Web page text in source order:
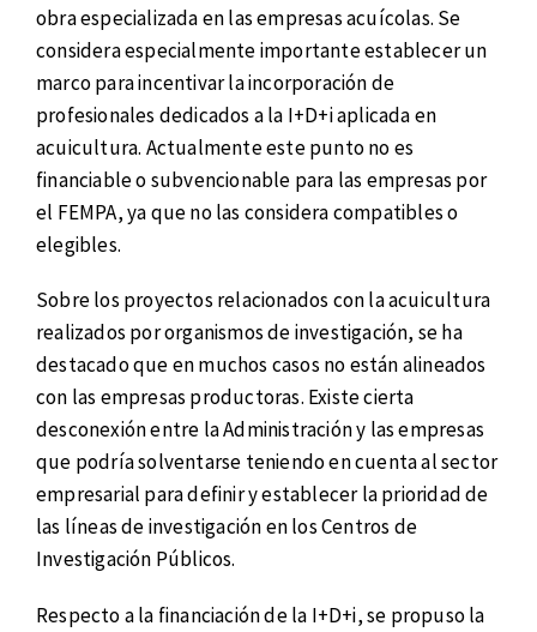
obra especializada en las empresas acuícolas. Se
considera especialmente importante establecer un
marco para incentivar la incorporación de
profesionales dedicados a la I+D+i aplicada en
acuicultura. Actualmente este punto no es
financiable o subvencionable para las empresas por
el FEMPA, ya que no las considera compatibles o
elegibles.
Sobre los proyectos relacionados con la acuicultura
realizados por organismos de investigación, se ha
destacado que en muchos casos no están alineados
con las empresas productoras. Existe cierta
desconexión entre la Administración y las empresas
que podría solventarse teniendo en cuenta al sector
empresarial para definir y establecer la prioridad de
las líneas de investigación en los Centros de
Investigación Públicos.
Respecto a la financiación de la I+D+i, se propuso la